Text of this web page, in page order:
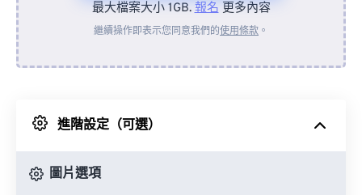
來自裝置
來自 Google 雲端硬碟
最大檔案大小 1GB.報名更多內容
繼續操作即表示您同意我們的使用條款 。
進階設定（可選）
圖片選項